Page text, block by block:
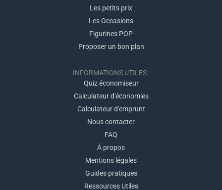
Les petits prix
Les Occasions
Figurines POP
Proposer un bon plan
INFORMATIONS UTILES :
Quiz économiseur
Calculateur d'économies
Calculateur d'emprunt
Nous contacter
FAQ
À propos
Mentions légales
Guides pratiques
Ressources Utiles